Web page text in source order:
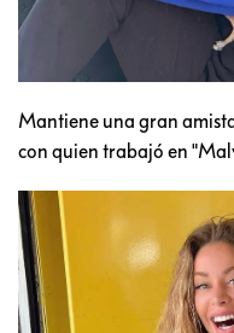
Mantiene una gran
con quien trabajó en